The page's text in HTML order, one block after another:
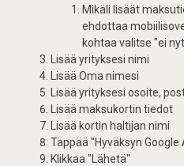
Mikäli lisäät
ehdottaa
kohtaa valitse "ei
Lisää yrityksesi nimi
Lisää Oma nimesi
Lisää yrityksesi osoite,
Lisää maksukortin tiedot
Lisää kortin haltijan nimi
Täppää "Hyväksyn
Klikkaa "Lähetä"